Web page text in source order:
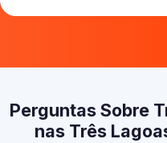
Perguntas Sobre
nas Três